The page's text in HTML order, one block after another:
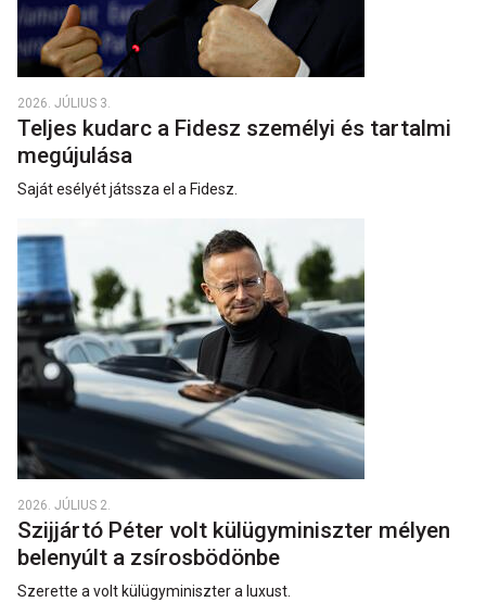
2026. JÚLIUS 3.
Teljes kudarc a Fidesz személyi és tartalmi
megújulása
Saját esélyét játssza el a Fidesz.
2026. JÚLIUS 2.
Szijjártó Péter volt külügyminiszter mélyen
belenyúlt a zsírosbödönbe
Szerette a volt külügyminiszter a luxust.